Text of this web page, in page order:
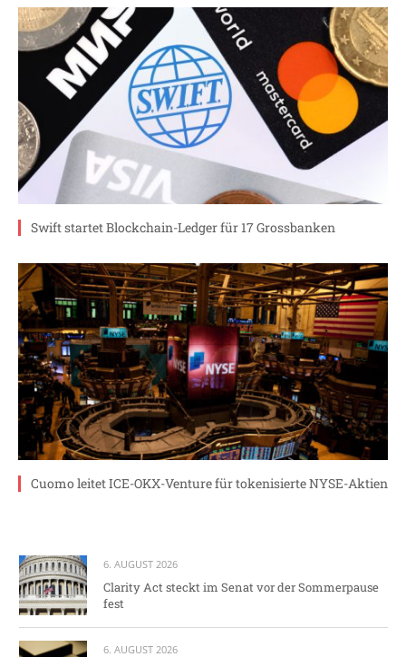
Swift startet Blockchain-Ledger für 17 Grossbanken
Cuomo leitet ICE-OKX-Venture für tokenisierte NYSE-Aktien
6. AUGUST 2026
Clarity Act steckt im Senat vor der Sommerpause
fest
6. AUGUST 2026